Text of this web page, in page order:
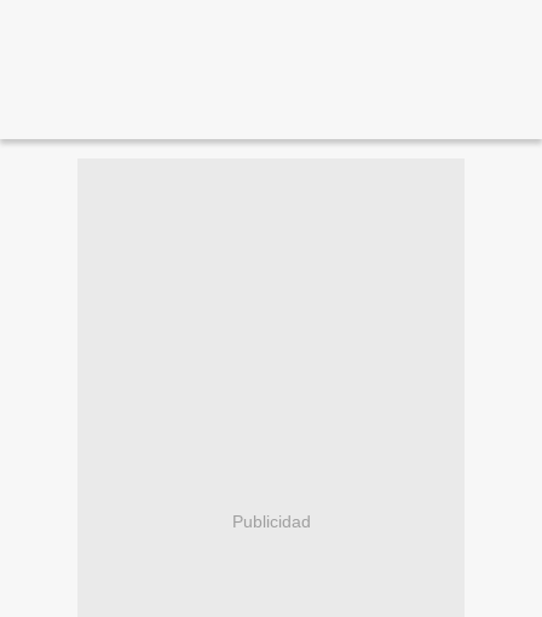
Publicidad